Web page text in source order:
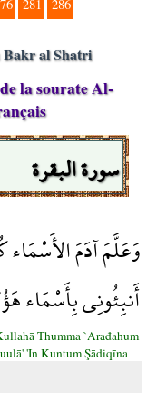
281 286
al Shatri
la sourate Al-
سورة البقرة
وَعَلَّمَ آدَمَ
أَنبِئُونِي بِأَسْمَاء
Thumma `Arađahum
'In Kuntum Şādiqīna